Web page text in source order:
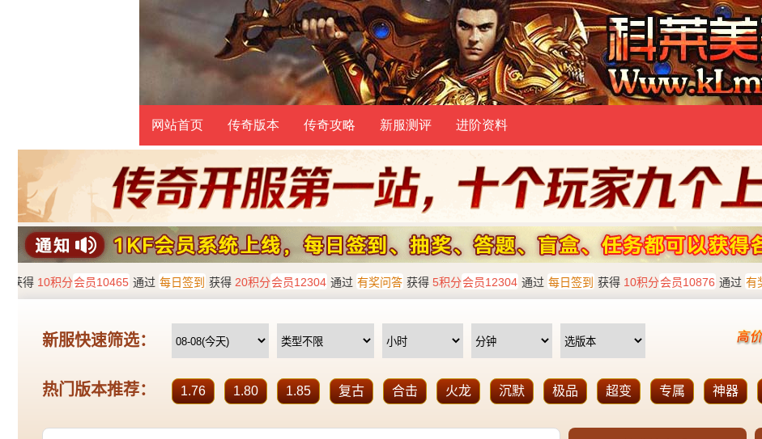
网站首页 传奇版本 传奇攻略 新服测评 进阶资料